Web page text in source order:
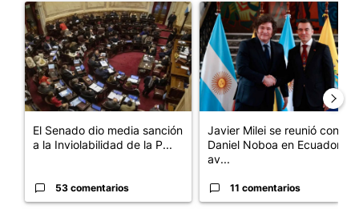
Un artículo de tendencia con el título "El Senado dio media
El Senado dio media sanción
a la Inviolabilidad de la P...
53 comentarios
Un artículo de tendencia con
Javier Milei se reunió con
Daniel Noboa en Ecuador y
av...
11 comentarios